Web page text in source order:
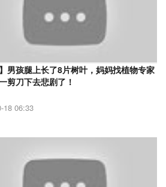
】男孩腿上长了8片树叶，妈妈找植物专家
剪刀下去悲剧了！
18 06:33